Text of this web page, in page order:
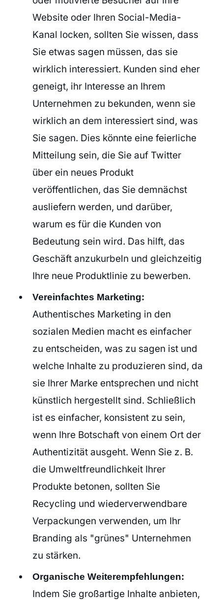
Website oder Ihren Social-Media-
Kanal locken, sollten Sie wissen, dass
Sie etwas sagen müssen, das sie
wirklich interessiert. Kunden sind eher
geneigt, ihr Interesse an Ihrem
Unternehmen zu bekunden, wenn sie
wirklich an dem interessiert sind, was
Sie sagen. Dies könnte eine feierliche
Mitteilung sein, die Sie auf Twitter
über ein neues Produkt
veröffentlichen, das Sie demnächst
ausliefern werden, und darüber,
warum es für die Kunden von
Bedeutung sein wird. Das hilft, das
Geschäft anzukurbeln und gleichzeitig
Ihre neue Produktlinie zu bewerben.
Vereinfachtes Marketing:
Authentisches Marketing in den
sozialen Medien macht es einfacher
zu entscheiden, was zu sagen ist und
welche Inhalte zu produzieren sind, da
sie Ihrer Marke entsprechen und nicht
künstlich hergestellt sind. Schließlich
ist es einfacher, konsistent zu sein,
wenn Ihre Botschaft von einem Ort der
Authentizität ausgeht. Wenn Sie z. B.
die Umweltfreundlichkeit Ihrer
Produkte betonen, sollten Sie
Recycling und wiederverwendbare
Verpackungen verwenden, um Ihr
Branding als "grünes" Unternehmen
zu stärken.
Organische Weiterempfehlungen:
Indem Sie großartige Inhalte anbieten,